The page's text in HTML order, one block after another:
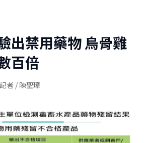
出禁用藥物 烏骨雞
百倍
/ 陳聖璋